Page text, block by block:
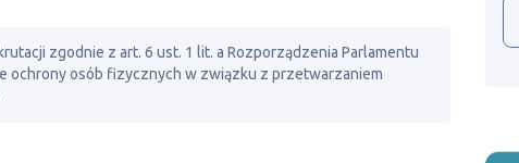
zgodnie z art. 6 ust. 1 lit. a Rozporządzenia Parlamentu
ochrony osób fizycznych w związku z przetwarzaniem